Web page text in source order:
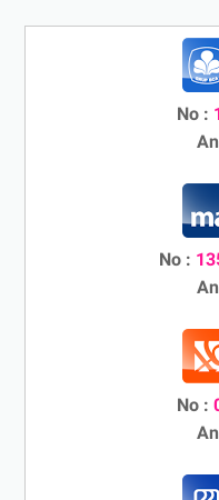
No :
No :
No :